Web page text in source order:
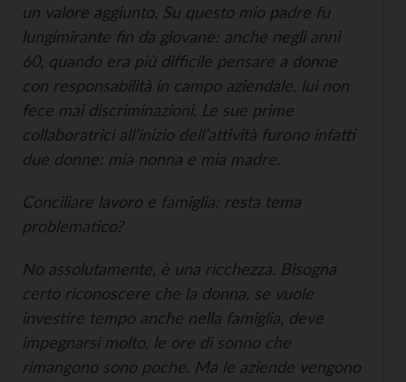
un valore aggiunto. Su questo mio padre fu
lungimirante fin da giovane: anche negli anni
60, quando era più difficile pensare a donne
con responsabilità in campo aziendale, lui non
fece mai discriminazioni. Le sue prime
collaboratrici all’inizio dell’attività furono infatti
due donne: mia nonna e mia madre.
Conciliare lavoro e famiglia: resta tema
problematico?
No assolutamente, è una ricchezza. Bisogna
certo riconoscere che la donna, se vuole
investire tempo anche nella famiglia, deve
impegnarsi molto, le ore di sonno che
rimangono sono poche. Ma le aziende vengono